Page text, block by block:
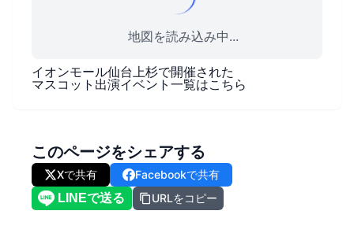
地図を読み込み中...
イオンモール仙台上杉で開催された
マスコット出演イベント一覧はこちら
このページをシェアする
Xで共有
Facebookで共有
URLをコピー